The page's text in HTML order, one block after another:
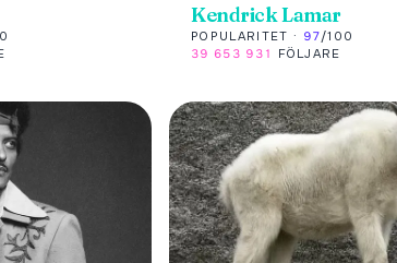
Kendrick Lamar
POPULARITET · 97/100
39 653 931
FÖLJARE